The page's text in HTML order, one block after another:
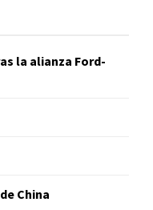
la alianza Ford-
China